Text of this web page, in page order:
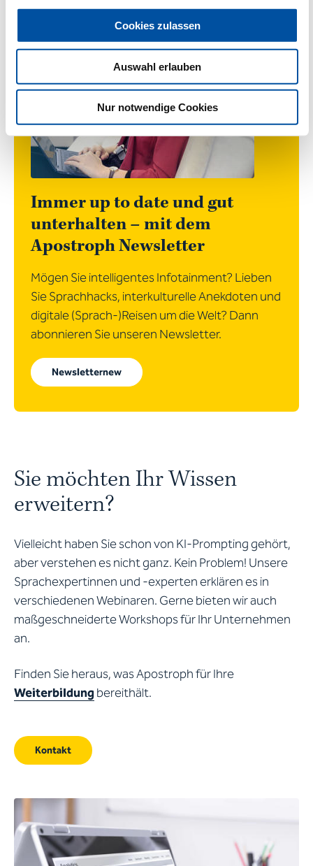
Cookies zulassen
Auswahl erlauben
Nur notwendige Cookies
Immer up to date und gut
unterhalten – mit dem
Apostroph Newsletter
Mögen Sie intelligentes Infotainment? Lieben
Sie Sprachhacks, interkulturelle Anekdoten und
digitale (Sprach-)Reisen um die Welt? Dann
abonnieren Sie unseren Newsletter.
Newsletternew
Sie möchten Ihr Wissen
erweitern?
Vielleicht haben Sie schon von KI-Prompting gehört,
aber verstehen es nicht ganz. Kein Problem! Unsere
Sprachexpertinnen und -experten erklären es in
verschiedenen Webinaren. Gerne bieten wir auch
maßgeschneiderte Workshops für Ihr Unternehmen
an.
Finden Sie heraus, was Apostroph für Ihre
Weiterbildung bereithält.
Kontakt